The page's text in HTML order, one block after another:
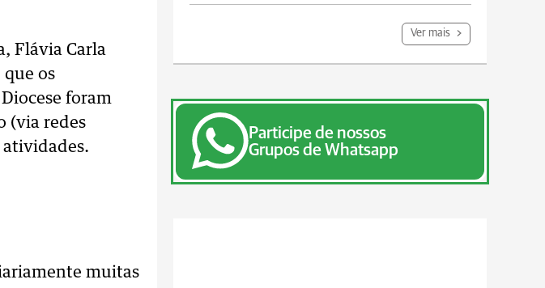
Flávia Carla
que os
foram
(via redes
atividades.
muitas
Ver mais
Participe de nossos
Grupos de Whatsapp